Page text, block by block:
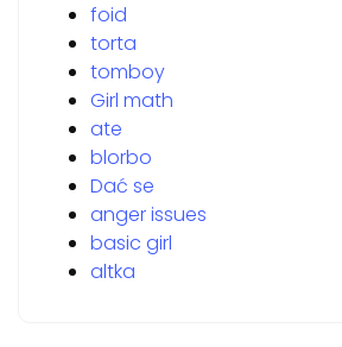
foid
torta
tomboy
Girl math
ate
blorbo
Dać se
anger issues
basic girl
altka